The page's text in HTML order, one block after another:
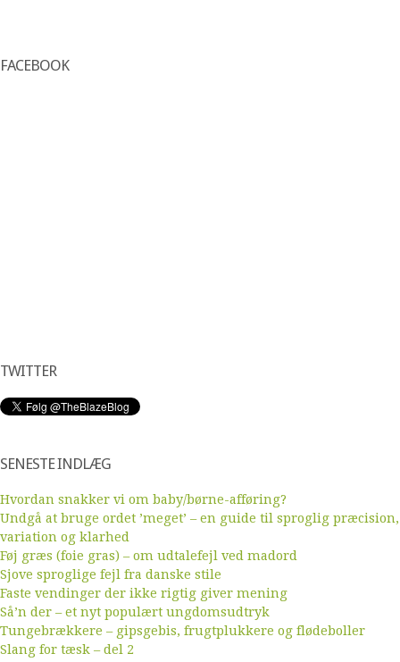
FACEBOOK
TWITTER
SENESTE INDLÆG
Hvordan snakker vi om baby/børne-afføring?
Undgå at bruge ordet ’meget’ – en guide til sproglig præcision,
variation og klarhed
Føj græs (foie gras) – om udtalefejl ved madord
Sjove sproglige fejl fra danske stile
Faste vendinger der ikke rigtig giver mening
Så’n der – et nyt populært ungdomsudtryk
Tungebrækkere – gipsgebis, frugtplukkere og flødeboller
Slang for tæsk – del 2